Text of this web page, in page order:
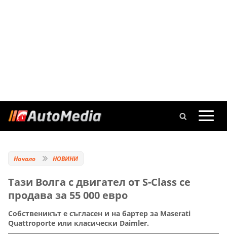
Начало НОВИНИ
Тази Волга с двигател от S-Class се
продава за 55 000 евро
Собственикът е съгласен и на бартер за Maserati
Quattroporte или класически Daimler.